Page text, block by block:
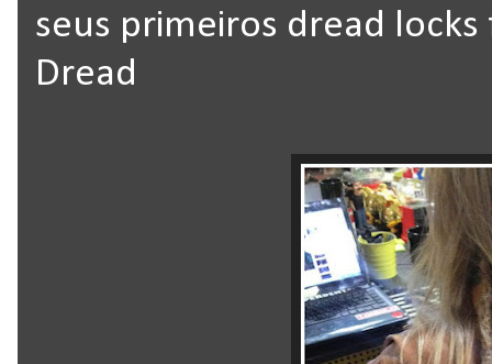
seus primeiros dread
Dread